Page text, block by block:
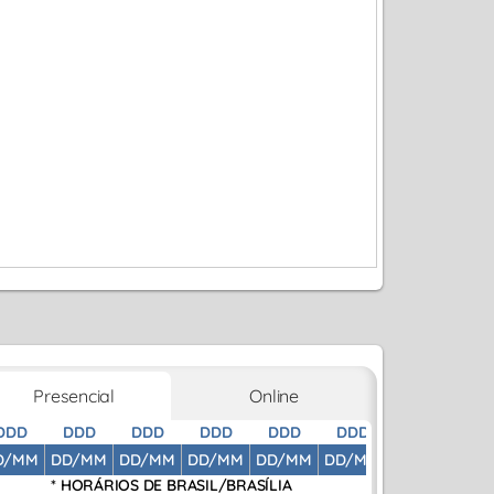
Presencial Online
MM
DDD
DD/MM
DDD
DD/MM
DDD
DD/MM
DDD
DD/MM
DDD
DD/MM
* HORÁRIOS DE BRASIL/BRASÍLIA